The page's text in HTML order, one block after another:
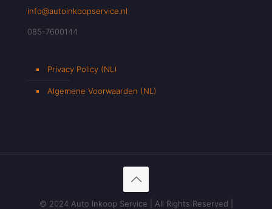
info@autoinkoopservice.nl
085-7600144
Privacy Policy (NL)
Algemene Voorwaarden (NL)
© 2024 Auto Inkoop Service | All Rights Reserved |